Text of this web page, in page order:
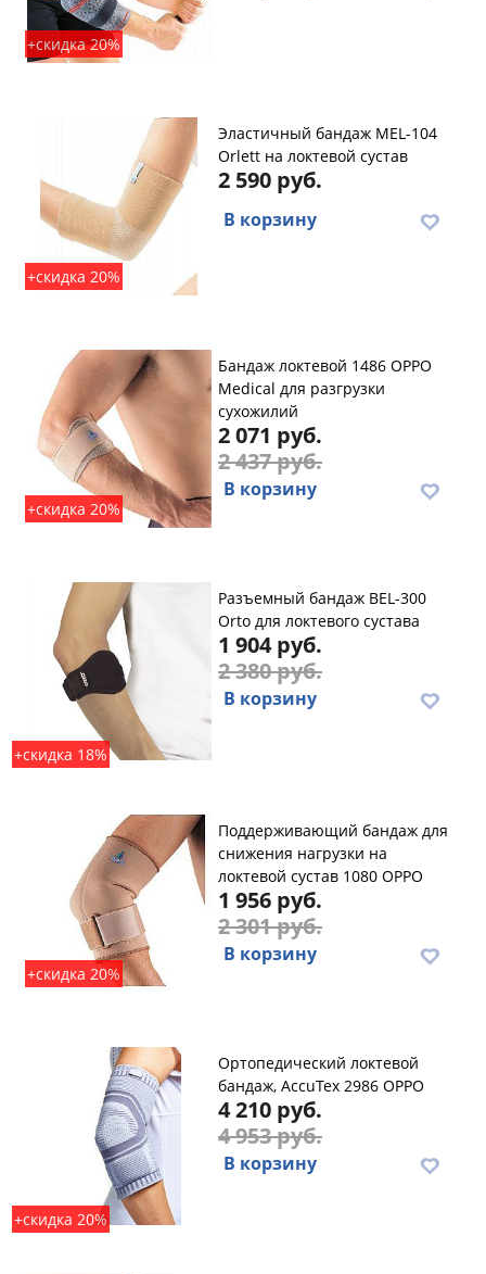
+скидка 20%
+скидка 20%
Эластичный бандаж MEL-104
Orlett на локтевой сустав
2 590 руб.
В корзину
+скидка 20%
Бандаж локтевой 1486 OPPO
Medical для разгрузки
сухожилий
2 071 руб.
2 437 руб.
В корзину
+скидка 18%
Разъемный бандаж BEL-300
Orto для локтевого сустава
1 904 руб.
2 380 руб.
В корзину
+скидка 20%
Поддерживающий бандаж для
снижения нагрузки на
локтевой сустав 1080 OPPO
1 956 руб.
2 301 руб.
В корзину
+скидка 20%
Ортопедический локтевой
бандаж, AccuTex 2986 OPPO
4 210 руб.
4 953 руб.
В корзину